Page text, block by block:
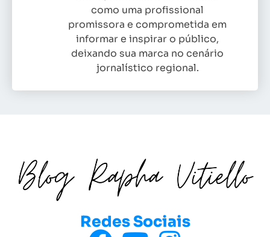
como uma profissional
promissora e comprometida em
informar e inspirar o público,
deixando sua marca no cenário
jornalístico regional.
Redes Sociais